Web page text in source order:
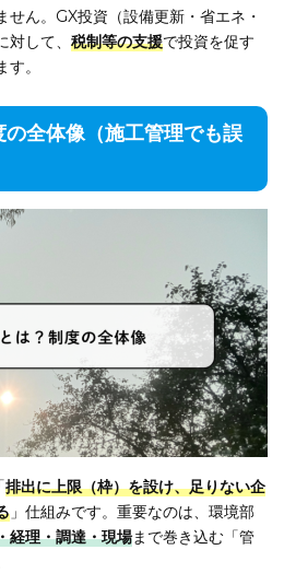
ん。GX投資（設備更新・省エネ・
して、 税制等の支援で投資を促す
。
全体像（施工管理でも誤
排出に上限（枠）を設け、足りない企
」仕組みです。重要なのは、環境部
経理・調達・現場まで巻き込む「管